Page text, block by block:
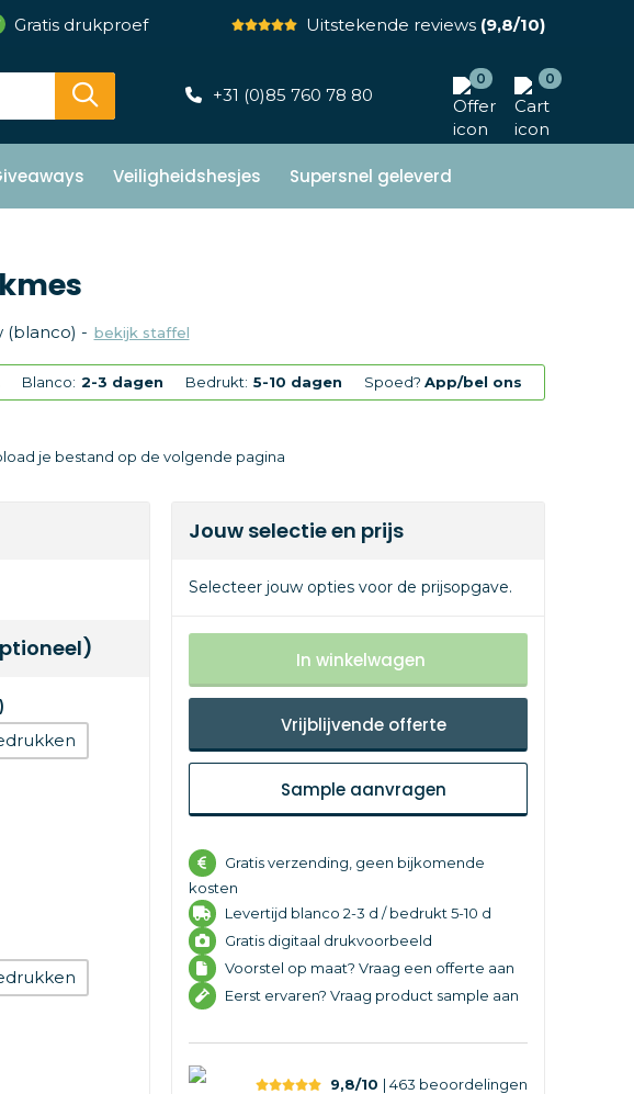
Gratis drukproef Uitstekende reviews(9,8/10)
+31 (0)85 760 78 80
0 0
Veiligheidshesjes Supersnel geleverd
- bekijk staffel
Blanco: 2-3 dagen Bedrukt: 5-10 dagen Spoed? App/bel ons
je bestand op de volgende pagina
Jouw selectie en prijs
Selecteer jouw opties voor de prijsopgave.
In winkelwagen
Vrijblijvende offerte
Sample aanvragen
Gratis verzending, geen bijkomende
kosten
Levertijd blanco 2-3 d / bedrukt 5-10 d
Gratis digitaal drukvoorbeeld
Voorstel op maat? Vraag een offerte aan
Eerst ervaren? Vraag product sample aan
9,8/10 | 463 beoordelingen